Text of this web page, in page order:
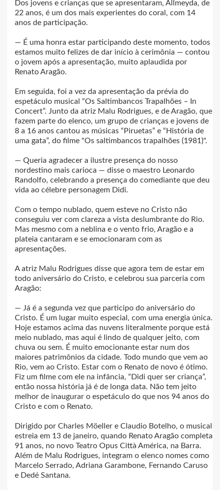
Dos jovens e crianças que se apresentaram, Allmeyda, de
22 anos, é um dos mais experientes do coral, com 14
anos de participação.
— É uma honra estar participando deste momento, todos
estamos muito felizes de dar início à cerimônia — contou
o jovem após a apresentação, muito aplaudida por
Renato Aragão.
Em seguida, foi a vez da apresentação da prévia do
espetáculo musical “Os Saltimbancos Trapalhões – In
Concert”. Junto da atriz Malu Rodrigues, e de Aragão, que
fazem parte do elenco, um grupo de crianças e jovens de
8 a 16 anos cantou as músicas “Piruetas” e “História de
uma gata”, do filme "Os saltimbancos trapalhões (1981)".
— Queria agradecer a ilustre presença do nosso
nordestino mais carioca — disse o maestro Leonardo
Randolfo, celebrando a presença do comediante que deu
vida ao célebre personagem Didi.
Com o tempo nublado, quem esteve no Cristo não
conseguiu ver com clareza a vista deslumbrante do Rio.
Mas mesmo com a neblina e o vento frio, Aragão e a
plateia cantaram e se emocionaram com as
apresentações.
A atriz Malu Rodrigues disse que agora tem de estar em
todo aniversário do Cristo, e celebrou sua parceria com
Aragão:
— Já é a segunda vez que participo do aniversário do
Cristo. É um lugar muito especial, com uma energia única.
Hoje estamos acima das nuvens literalmente porque está
meio nublado, mas aqui é lindo de qualquer jeito, com
chuva ou sem. É muito emocionante estar num dos
maiores patrimônios da cidade. Todo mundo que vem ao
Rio, vem ao Cristo. Estar com o Renato de novo é ótimo.
Fiz um filme com ele na infância, “Didi quer ser criança”,
então nossa história já é de longa data. Não tem jeito
melhor de inaugurar o espetáculo do que nos 94 anos do
Cristo e com o Renato.
Dirigido por Charles Möeller e Claudio Botelho, o musical
estreia em 13 de janeiro, quando Renato Aragão completa
91 anos, no novo Teatro Opus Città América, na Barra.
Além de Malu Rodrigues, integram o elenco nomes como
Marcelo Serrado, Adriana Garambone, Fernando Caruso
e Dedé Santana.